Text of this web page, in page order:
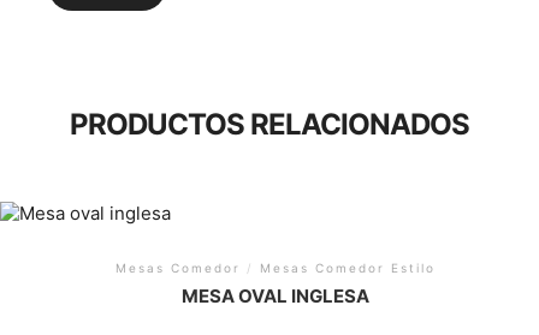
PRODUCTOS RELACIONADOS
Mesas Comedor / Mesas Comedor Estilo
MESA OVAL INGLESA